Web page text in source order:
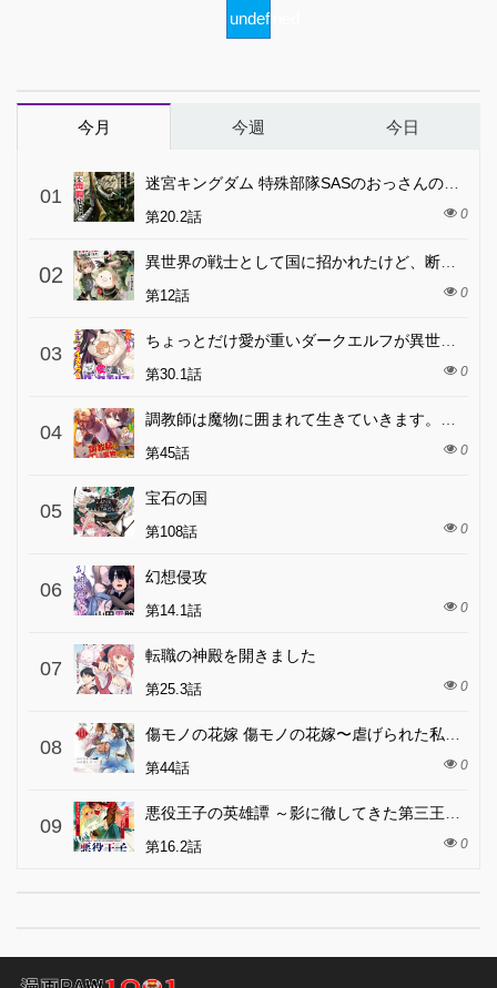
undefined
今月 今週 今日
01
第20.2話 0
02
第12話 0
03
第30.1話 0
04
第45話 0
05
宝石の国
第108話 0
06
幻想侵攻
第14.1話 0
07
転職の神殿を開きました
第25.3話 0
08
第44話 0
09
第16.2話 0